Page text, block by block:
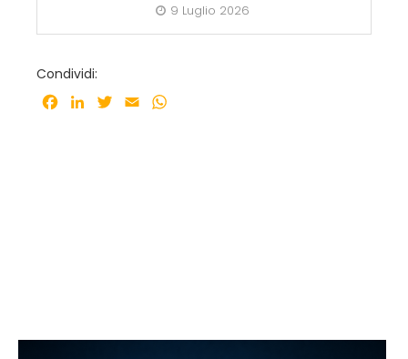
9 Luglio 2026
Condividi:
Facebook
LinkedInTwitter
Email